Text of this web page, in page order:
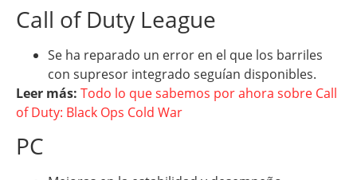
Call of Duty League
Se ha reparado un error en el que los barriles
con supresor integrado seguían disponibles.
Leer más: Todo lo que sabemos por ahora sobre Call
of Duty: Black Ops Cold War
PC